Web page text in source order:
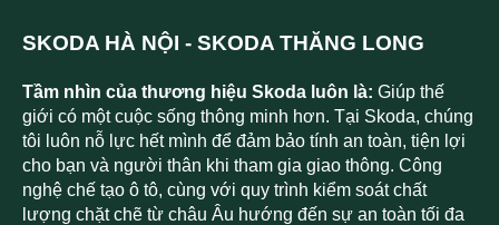
SKODA HÀ NỘI - SKODA THĂNG LONG
Tầm nhìn của thương hiệu Skoda luôn là: Giúp thế
giới có một cuộc sống thông minh hơn. Tại Skoda, chúng
tôi luôn nỗ lực hết mình để đảm bảo tính an toàn, tiện lợi
cho bạn và người thân khi tham gia giao thông. Công
nghệ chế tạo ô tô, cùng với quy trình kiểm soát chất
lượng chặt chẽ từ châu Âu hướng đến sự an toàn tối đa